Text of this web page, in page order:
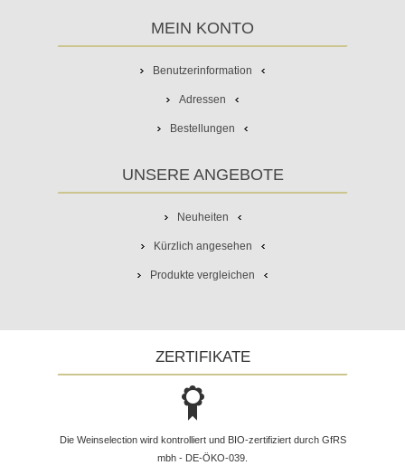
MEIN KONTO
Benutzerinformation
Adressen
Bestellungen
UNSERE ANGEBOTE
Neuheiten
Kürzlich angesehen
Produkte vergleichen
ZERTIFIKATE
Die Weinselection wird kontrolliert und BIO-zertifiziert durch GfRS
mbh - DE-ÖKO-039.